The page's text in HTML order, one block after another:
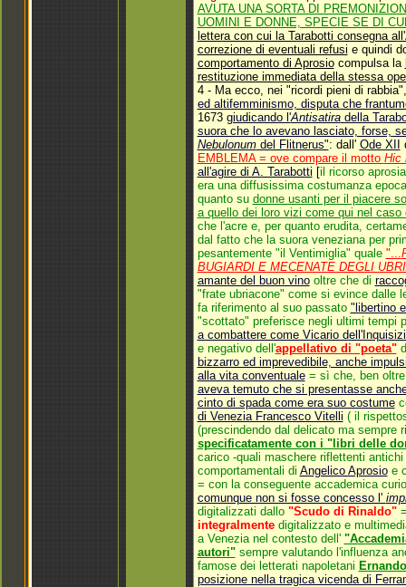
AVUTA UNA SORTA DI
UOMINI E DONNE, SPECIE SE DI
lettera con cui la Tarabotti consegna
correzione di eventuali refusi e quindi
comportamento di Aprosiocompulsa la
restituzione immediata della stessa
4 - Ma ecco, nei "ricordi pieni di
ed altifemminismo, disputa che
1673 giudicando l'Antisatiradella
suora che lo avevano lasciato, forse,
Nebulonumdel Flitnerus": dall' Ode XII
EMBLEMA = ove compare il motto Hic
all'agire di A. Tarabotti [il ricorso
era una diffusissima costumanza
quanto su donne usanti per il piacere
a quello dei loro vizi come qui nel caso
che l'acre e, per quanto erudita,
dal fatto che la suora veneziana per
pesantemente "il Ventimiglia" quale "...
BUGIARDI E MECENATE DEGLI
amante del buon vinooltre che di
"frate ubriacone" come si evince dalle
fa riferimento al suo passato "libertino
"scottato" preferisce negli ultimi tempi
a combattere come Vicario
e negativo dell'appellativo di "poeta"
bizzarro ed imprevedibile, anche
alla vita conventuale= sì che, ben oltre
aveva temuto che si presentasse
cinto di spada come era suo costume
di Venezia Francesco Vitelli ( il
(prescindendo dal delicato ma sempre
specificatamente con i "libri delle
carico -quali maschere riflettenti
comportamentali di Angelico Aprosioe
= con la conseguente accademica
comunque non si fosse concesso l'
digitalizzati dallo "Scudo di Rinaldo"=
integralmentedigitalizzato e
a Venezia nel contesto dell'
autori"sempre valutando l'influenza
famose dei letterati napoletani
posizione nella tragica vicenda di